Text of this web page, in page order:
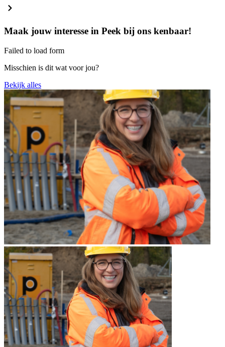
Maak jouw interesse in Peek bij ons kenbaar!
Failed to load form
Misschien is dit wat voor jou?
Bekijk alles